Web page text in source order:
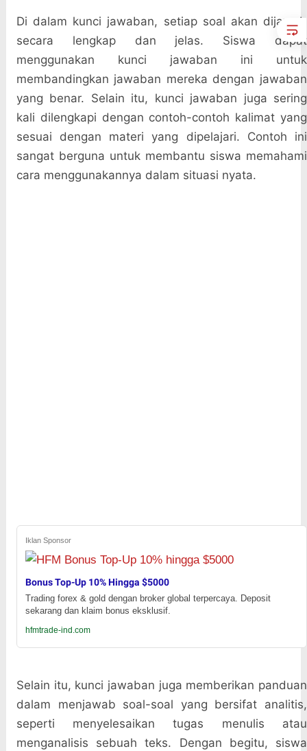
Di dalam kunci jawaban, setiap soal akan dijawab
secara lengkap dan jelas. Siswa dapat
menggunakan kunci jawaban ini untuk
membandingkan jawaban mereka dengan jawaban
yang benar. Selain itu, kunci jawaban juga sering
kali dilengkapi dengan contoh-contoh kalimat yang
sesuai dengan materi yang dipelajari. Contoh ini
sangat berguna untuk membantu siswa memahami
cara menggunakannya dalam situasi nyata.
Iklan Sponsor
Bonus Top-Up 10% Hingga $5000
Trading forex & gold dengan broker global terpercaya. Deposit
sekarang dan klaim bonus eksklusif.
hfmtrade-ind.com
Selain itu, kunci jawaban juga memberikan panduan
dalam menjawab soal-soal yang bersifat analitis,
seperti menyelesaikan tugas menulis atau
menganalisis sebuah teks. Dengan begitu, siswa